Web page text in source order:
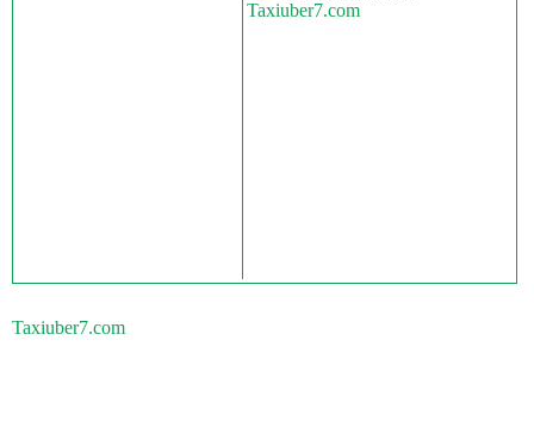
Taxiuber7.com
Taxiuber7.com